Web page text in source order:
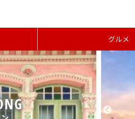
グルメ